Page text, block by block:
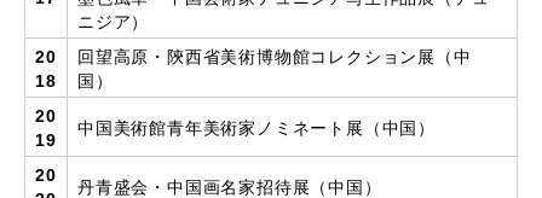
ニジア）
20
18
回望高原・陝西省美術博物館コレクション展（中
国）
20
19
中国美術館青年美術家ノミネート展（中国）
20
丹青盛会・中国画名家招待展（中国）